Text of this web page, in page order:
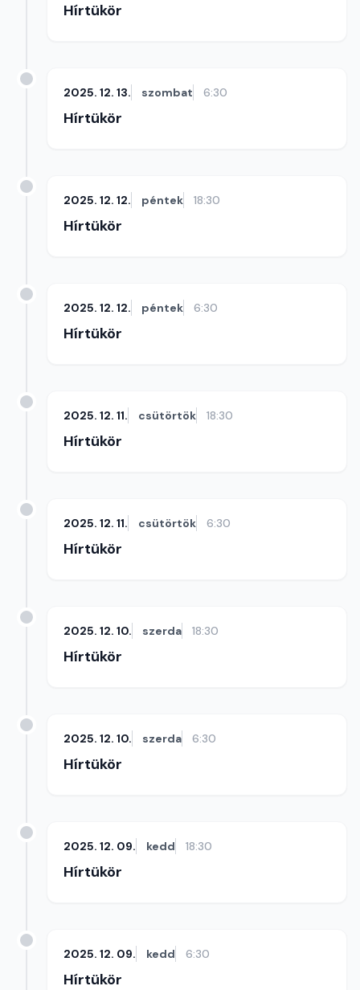
Hírtükör
2025. 12. 13. szombat 6:30
Hírtükör
2025. 12. 12. péntek 18:30
Hírtükör
2025. 12. 12. péntek 6:30
Hírtükör
2025. 12. 11. csütörtök 18:30
Hírtükör
2025. 12. 11. csütörtök 6:30
Hírtükör
2025. 12. 10. szerda 18:30
Hírtükör
2025. 12. 10. szerda 6:30
Hírtükör
2025. 12. 09. kedd 18:30
Hírtükör
2025. 12. 09. kedd 6:30
Hírtükör